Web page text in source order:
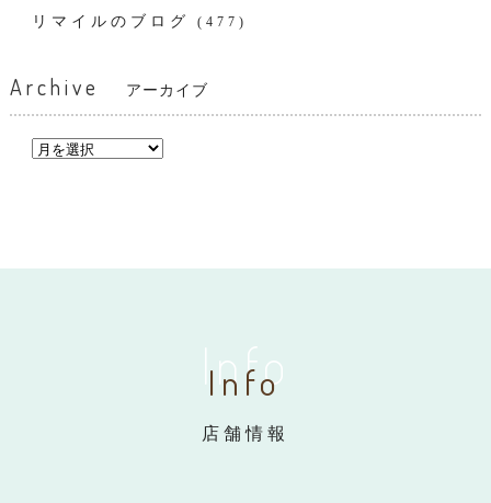
リマイルのブログ (477)
Archive アーカイブ
Info
Info
店舗情報